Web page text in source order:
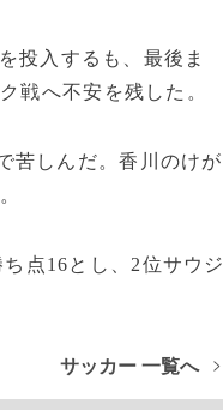
投入するも、最後ま
戦へ不安を残した。
苦しんだ。香川のけが
点16とし、2位サウジ
サッカー 一覧へ >